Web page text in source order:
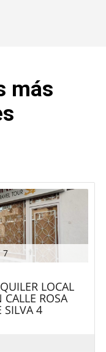
más
7
LOCAL
CALLE ROSA
SILVA 4